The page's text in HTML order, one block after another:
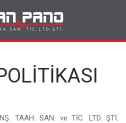
TAAH. SAN. ve TİC. LTD. ŞTİ.